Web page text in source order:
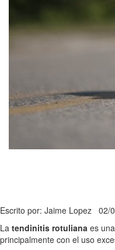
Escrito por: Jaime Lopez 02/
La tendinitis rotuliana es
principalmente con el uso